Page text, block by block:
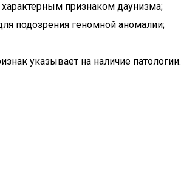
признаком даунизма;
подозрения геномной аномалии;
указывает на наличие патологии.